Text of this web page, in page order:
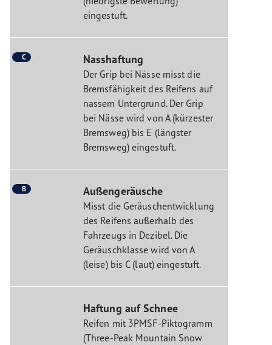
eingestuft.
C Nasshaftung
Der Grip bei Nässe misst die
Bremsfähigkeit des Reifens auf
nassem Untergrund. Der Grip
bei Nässe wird von A (kürzester
Bremsweg) bis E (längster
Bremsweg) eingestuft.
B Außengeräusche
Misst die Geräuschentwicklung
des Reifens außerhalb des
Fahrzeugs in Dezibel. Die
Geräuschklasse wird von A
(leise) bis C (laut) eingestuft.
Haftung auf Schnee
Reifen mit 3PMSF-Piktogramm
(Three-Peak Mountain Snow